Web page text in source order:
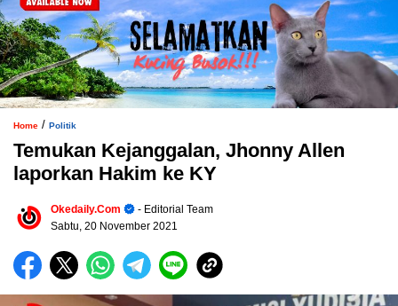
Home / Politik
Temukan Kejanggalan, Jhonny Allen
laporkan Hakim ke KY
Okedaily.com
- Editorial Team
Sabtu, 20 November 2021